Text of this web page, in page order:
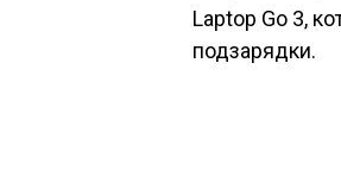
Laptop Go 3,
подзарядки.